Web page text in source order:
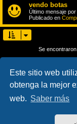
Este sitio web
obtenga la mejor
web. Saber más
vendo botas
Último mensaje por
Publicado en
Se
ÍNDICE GENERAL
DESARROLLADO